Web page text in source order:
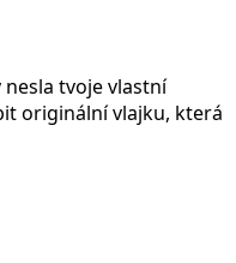
nesla tvoje vlastní
originální vlajku, která